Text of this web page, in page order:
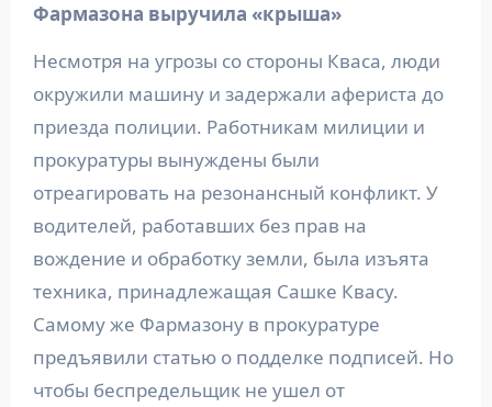
Фармазона выручила «крыша»
Несмотря на угрозы со стороны Кваса, люди
окружили машину и задержали афериста до
приезда полиции. Работникам милиции и
прокуратуры вынуждены были
отреагировать на резонансный конфликт. У
водителей, работавших без прав на
вождение и обработку земли, была изъята
техника, принадлежащая Сашке Квасу.
Самому же Фармазону в прокуратуре
предъявили статью о подделке подписей. Но
чтобы беспредельщик не ушел от